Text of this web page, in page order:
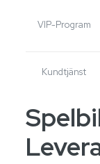
VIP-Program
Kundtjänst